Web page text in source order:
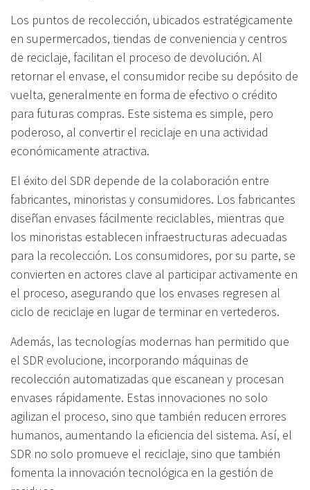
Los puntos de recolección, ubicados estratégicamente
en supermercados, tiendas de conveniencia y centros
de reciclaje, facilitan el proceso de devolución. Al
retornar el envase, el consumidor recibe su depósito de
vuelta, generalmente en forma de efectivo o crédito
para futuras compras. Este sistema es simple, pero
poderoso, al convertir el reciclaje en una actividad
económicamente atractiva.
El éxito del SDR depende de la colaboración entre
fabricantes, minoristas y consumidores. Los fabricantes
diseñan envases fácilmente reciclables, mientras que
los minoristas establecen infraestructuras adecuadas
para la recolección. Los consumidores, por su parte, se
convierten en actores clave al participar activamente en
el proceso, asegurando que los envases regresen al
ciclo de reciclaje en lugar de terminar en vertederos.
Además, las tecnologías modernas han permitido que
el SDR evolucione, incorporando máquinas de
recolección automatizadas que escanean y procesan
envases rápidamente. Estas innovaciones no solo
agilizan el proceso, sino que también reducen errores
humanos, aumentando la eficiencia del sistema. Así, el
SDR no solo promueve el reciclaje, sino que también
fomenta la innovación tecnológica en la gestión de